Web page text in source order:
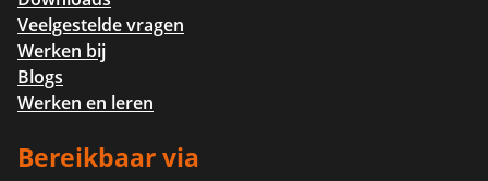
Veelgestelde vragen
Werken bij
Blogs
Werken en leren
Bereikbaar via